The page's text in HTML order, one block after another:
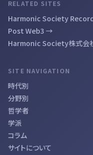
RELATED SITES
Harmonic Society
Post Web3 →
Harmonic Society株式会
SITE NAVIGATION
時代別
分野別
哲学者
学派
コラム
サイトについて